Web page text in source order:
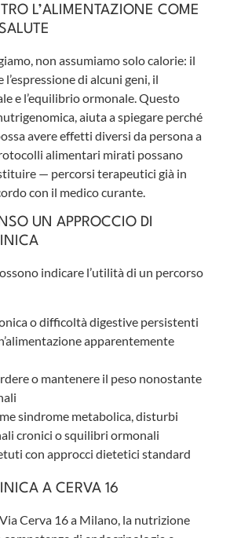
L’ALIMENTAZIONE COME
non assumiamo solo calorie: il
di alcuni geni, il
e l’equilibrio ormonale. Questo
aiuta a spiegare perché
avere effetti diversi da persona a
alimentari mirati possano
— percorsi terapeutici già in
con il medico curante.
UN APPROCCIO DI
indicare l’utilità di un percorso
o difficoltà digestive persistenti
apparentemente
o mantenere il peso nonostante
sindrome metabolica, disturbi
cronici o squilibri ormonali
con approcci dietetici standard
A CERVA 16
Cerva 16 a Milano, la nutrizione